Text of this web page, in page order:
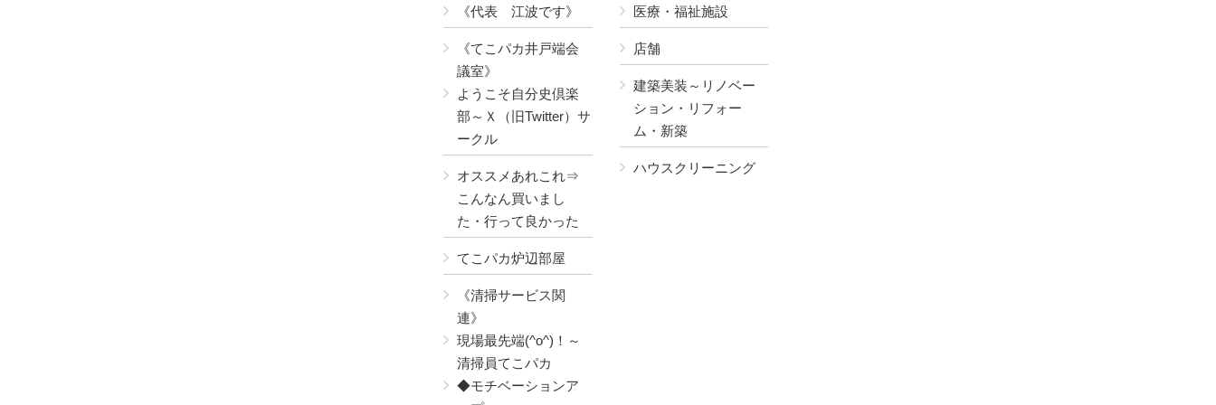
《代表 江波です》
《てこパカ井戸端会
議室》
ようこそ自分史倶楽
部～Ｘ（旧Twitter）サ
ークル
オススメあれこれ⇒
こんなん買いまし
た・行って良かった
てこパカ炉辺部屋
《清掃サービス関
連》
現場最先端(^o^)！～
清掃員てこパカ
◆モチベーションア
医療・福祉施設
店舗
建築美装～リノベー
ション・リフォー
ム・新築
ハウスクリーニング